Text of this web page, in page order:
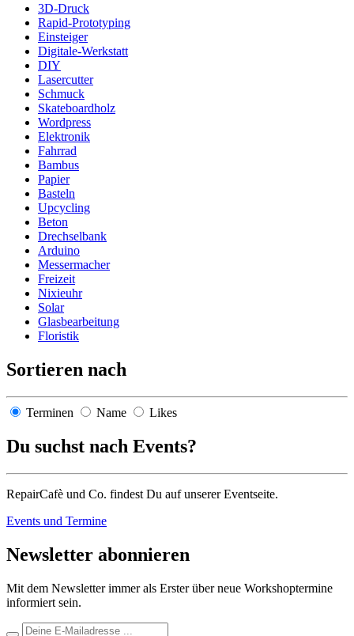
3D-Druck
Rapid-Prototyping
Einsteiger
Digitale-Werkstatt
DIY
Lasercutter
Schmuck
Skateboardholz
Wordpress
Elektronik
Fahrrad
Bambus
Papier
Basteln
Upcycling
Beton
Drechselbank
Arduino
Messermacher
Freizeit
Nixieuhr
Solar
Glasbearbeitung
Floristik
Sortieren nach
Terminen Name Likes
Du suchst nach Events?
RepairCafè und Co. findest Du auf unserer Eventseite.
Events und Termine
Newsletter abonnieren
Mit dem Newsletter immer als Erster über neue Workshoptermine
informiert sein.